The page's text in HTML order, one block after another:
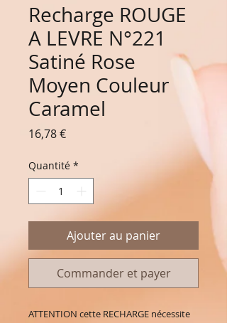
Recharge ROUGE
A LEVRE N°221
Satiné Rose
Moyen Couleur
Caramel
16,78 €Prix
Quantité *
Ajouter au panier
Commander et payer
ATTENTION cette RECHARGE nécessite